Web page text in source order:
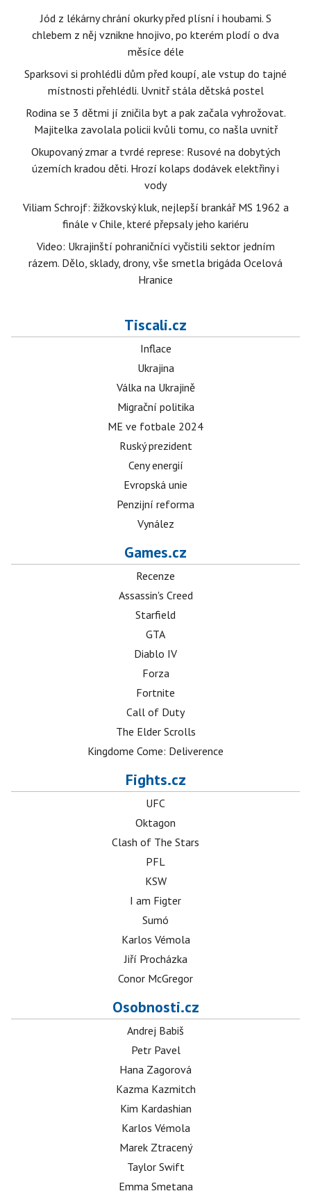
Jód z lékárny chrání okurky před plísní i houbami. S
chlebem z něj vznikne hnojivo, po kterém plodí o dva
měsíce déle
Sparksovi si prohlédli dům před koupí, ale vstup do tajné
místnosti přehlédli. Uvnitř stála dětská postel
Rodina se 3 dětmi jí zničila byt a pak začala vyhrožovat.
Majitelka zavolala policii kvůli tomu, co našla uvnitř
Okupovaný zmar a tvrdé represe: Rusové na dobytých
územích kradou děti. Hrozí kolaps dodávek elektřiny i
vody
Viliam Schrojf: žižkovský kluk, nejlepší brankář MS 1962 a
finále v Chile, které přepsaly jeho kariéru
Video: Ukrajinští pohraničníci vyčistili sektor jedním
rázem. Dělo, sklady, drony, vše smetla brigáda Ocelová
Hranice
Tiscali.cz
Inflace
Ukrajina
Válka na Ukrajině
Migrační politika
ME ve fotbale 2024
Ruský prezident
Ceny energií
Evropská unie
Penzijní reforma
Vynález
Games.cz
Recenze
Assassin's Creed
Starfield
GTA
Diablo IV
Forza
Fortnite
Call of Duty
The Elder Scrolls
Kingdome Come: Deliverence
Fights.cz
UFC
Oktagon
Clash of The Stars
PFL
KSW
I am Figter
Sumó
Karlos Vémola
Jiří Procházka
Conor McGregor
Osobnosti.cz
Andrej Babiš
Petr Pavel
Hana Zagorová
Kazma Kazmitch
Kim Kardashian
Karlos Vémola
Marek Ztracený
Taylor Swift
Emma Smetana